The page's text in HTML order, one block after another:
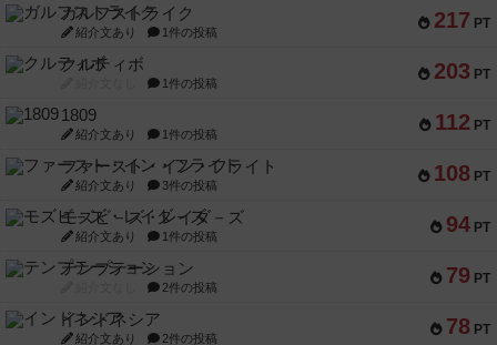
217 PT
ガルフストライク
紹介文あり 1件の投稿
203 PT
クルティボ
1件の投稿
112 PT
1809
紹介文あり 1件の投稿
108 PT
ファースト・イン・フライト
紹介文あり 3件の投稿
94 PT
モズビ－ズ・レイダ－ズ
紹介文あり 1件の投稿
79 PT
テンプテーション
2件の投稿
78 PT
インドネシア
紹介文あり 2件の投稿